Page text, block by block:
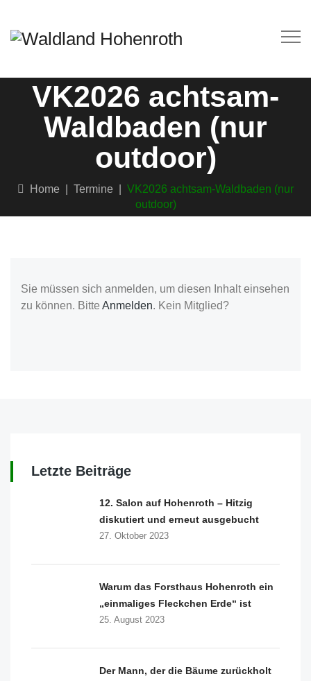
VK2026 achtsam-
Waldbaden (nur
outdoor)
Home Termine
VK2026 achtsam-Waldbaden (nur
outdoor)
Sie müssen sich anmelden, um diesen Inhalt einsehen
zu können. Bitte Anmelden. Kein Mitglied?
Letzte Beiträge
12. Salon auf Hohenroth – Hitzig
diskutiert und erneut ausgebucht
27. Oktober 2023
Warum das Forsthaus Hohenroth ein
„einmaliges Fleckchen Erde“ ist
25. August 2023
Der Mann, der die Bäume zurückholt